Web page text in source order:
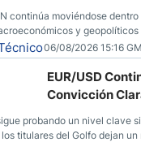
continúa moviéndose
y
al mercado en las últimas
06/08/2026 15:16
EUR/USD
Convicción
probando un nivel clave
titulares del Golfo dejan